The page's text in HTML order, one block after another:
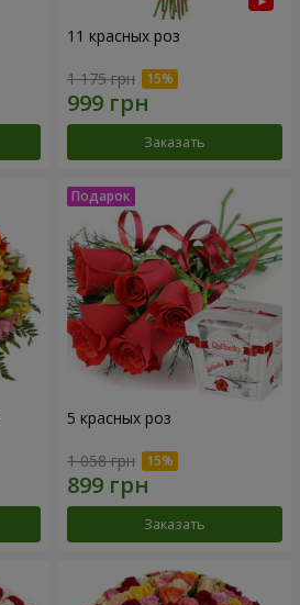
11 красных роз
1 175 грн
Заказать
5 красных роз
1 058 грн
Заказать